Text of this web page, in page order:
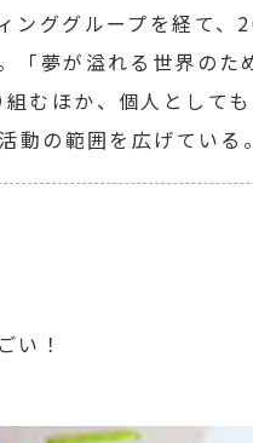
ンググループを経て
夢が溢れる世界のた
むほか、個人として
の範囲を広げている。
い！